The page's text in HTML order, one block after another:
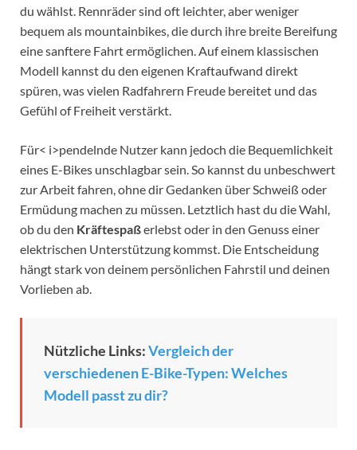
du wählst. Rennräder sind oft leichter, aber weniger
bequem als mountainbikes, die durch ihre breite Bereifung
eine sanftere Fahrt ermöglichen. Auf einem klassischen
Modell kannst du den eigenen Kraftaufwand direkt
spüren, was vielen Radfahrern Freude bereitet und das
Gefühl of Freiheit verstärkt.
Für< i>pendelnde Nutzer kann jedoch die Bequemlichkeit
eines E-Bikes unschlagbar sein. So kannst du unbeschwert
zur Arbeit fahren, ohne dir Gedanken über Schweiß oder
Ermüdung machen zu müssen. Letztlich hast du die Wahl,
ob du den Kräftespaßerlebst oder in den Genuss einer
elektrischen Unterstützung kommst. Die Entscheidung
hängt stark von deinem persönlichen Fahrstil und deinen
Vorlieben ab.
Nützliche Links:Vergleich der
verschiedenen E-Bike-Typen: Welches
Modell passt zu dir?